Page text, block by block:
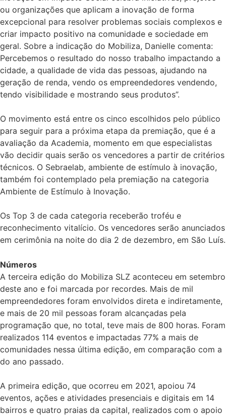
ou organizações que aplicam a inovação de forma
excepcional para resolver problemas sociais complexos e
criar impacto positivo na comunidade e sociedade em
geral. Sobre a indicação do Mobiliza, Danielle comenta:
Percebemos o resultado do nosso trabalho impactando a
cidade, a qualidade de vida das pessoas, ajudando na
geração de renda, vendo os empreendedores vendendo,
tendo visibilidade e mostrando seus produtos”.
O movimento está entre os cinco escolhidos pelo público
para seguir para a próxima etapa da premiação, que é a
avaliação da Academia, momento em que especialistas
vão decidir quais serão os vencedores a partir de critérios
técnicos. O Sebraelab, ambiente de estímulo à inovação,
também foi contemplado pela premiação na categoria
Ambiente de Estímulo à Inovação.
Os Top 3 de cada categoria receberão troféu e
reconhecimento vitalício. Os vencedores serão anunciados
em cerimônia na noite do dia 2 de dezembro, em São Luís.
Números
A terceira edição do Mobiliza SLZ aconteceu em setembro
deste ano e foi marcada por recordes. Mais de mil
empreendedores foram envolvidos direta e indiretamente,
e mais de 20 mil pessoas foram alcançadas pela
programação que, no total, teve mais de 800 horas. Foram
realizados 114 eventos e impactadas 77% a mais de
comunidades nessa última edição, em comparação com a
do ano passado.
A primeira edição, que ocorreu em 2021, apoiou 74
eventos, ações e atividades presenciais e digitais em 14
bairros e quatro praias da capital, realizados com o apoio